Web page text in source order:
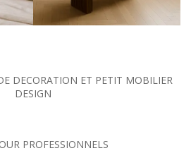
DECORATION ET PETIT MOBILIER
DESIGN
PROFESSIONNELS